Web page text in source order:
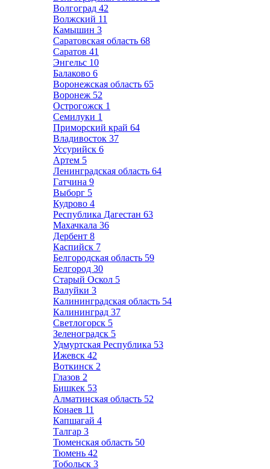
Волгоград 42
Волжский 11
Камышин 3
Саратовская область 68
Саратов 41
Энгельс 10
Балаково 6
Воронежская область 65
Воронеж 52
Острогожск 1
Семилуки 1
Приморский край 64
Владивосток 37
Уссурийск 6
Артем 5
Ленинградская область 64
Гатчина 9
Выборг 5
Кудрово 4
Республика Дагестан 63
Махачкала 36
Дербент 8
Каспийск 7
Белгородская область 59
Белгород 30
Старый Оскол 5
Валуйки 3
Калининградская область 54
Калининград 37
Светлогорск 5
Зеленоградск 5
Удмуртская Республика 53
Ижевск 42
Воткинск 2
Глазов 2
Бишкек 53
Алматинская область 52
Конаев 11
Капшагай 4
Талгар 3
Тюменская область 50
Тюмень 42
Тобольск 3